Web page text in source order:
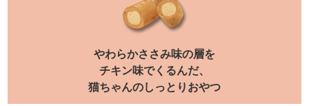
やわらかささみ味の層を
チキン味でくるんだ、
猫ちゃんのしっとりおやつ